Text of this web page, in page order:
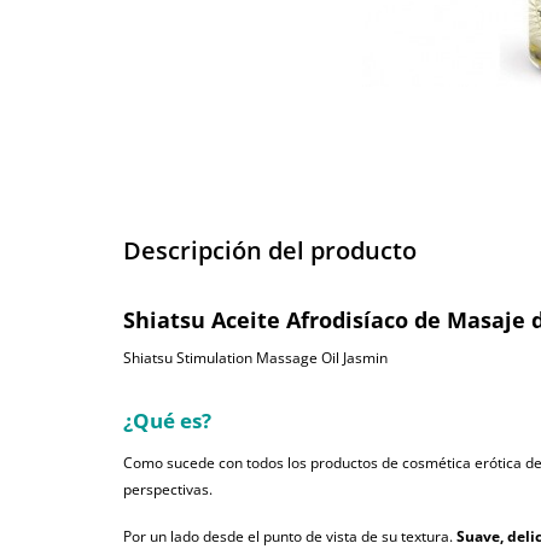
Descripción del producto
Shiatsu Aceite Afrodisíaco de Masaje
Shiatsu Stimulation Massage Oil Jasmin
¿Qué es?
Como sucede con todos los productos de cosmética erótica
perspectivas.
Por un lado desde el punto de vista de su textura.Suave,